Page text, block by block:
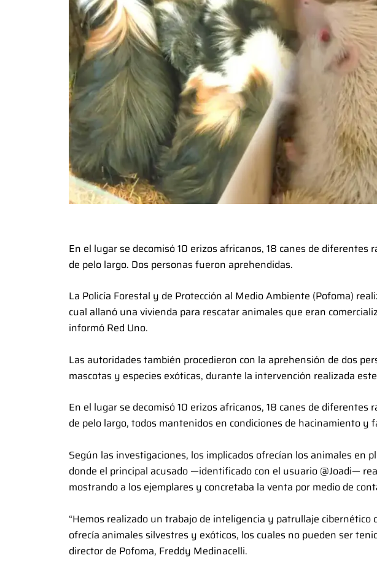
En el lugar se decomisó 10 erizos africanos, 18 canes de diferentes
de pelo largo. Dos personas fueron aprehendidas.
La Policía Forestal y de Protección al Medio Ambiente (Pofoma)
cual allanó una vivienda para rescatar animales que eran
informó Red Uno.
Las autoridades también procedieron con la aprehensión de dos
mascotas y especies exóticas, durante la intervención realizada
En el lugar se decomisó 10 erizos africanos, 18 canes de diferentes
de pelo largo, todos mantenidos en condiciones de hacinamiento y
Según las investigaciones, los implicados ofrecían los animales en
donde el principal acusado —identificado con el usuario @Joadi—
mostrando a los ejemplares y concretaba la venta por medio de
“Hemos realizado un trabajo de inteligencia y patrullaje cibernético
ofrecía animales silvestres y exóticos, los cuales no pueden ser
director de Pofoma, Freddy Medinacelli.